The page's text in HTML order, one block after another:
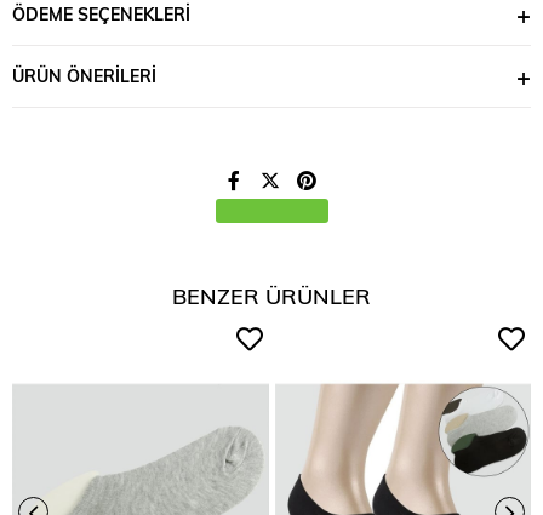
ÖDEME SEÇENEKLERI
ÜRÜN ÖNERILERI
BENZER ÜRÜNLER